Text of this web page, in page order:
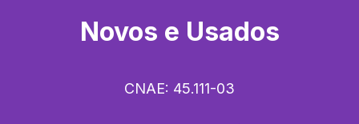
Novos e Usados
CNAE: 45.111-03